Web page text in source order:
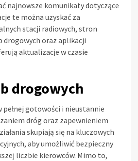
najnowsze komunikaty dotyczące
te można uzyskać za
stacji radiowych, stron
drogowych oraz aplikacji
aktualizacje w czasie
drogowych
pełnej gotowości i nieustannie
dróg oraz zapewnieniem
skupiają się na kluczowych
aby umożliwić bezpieczny
liczbie kierowców. Mimo to,